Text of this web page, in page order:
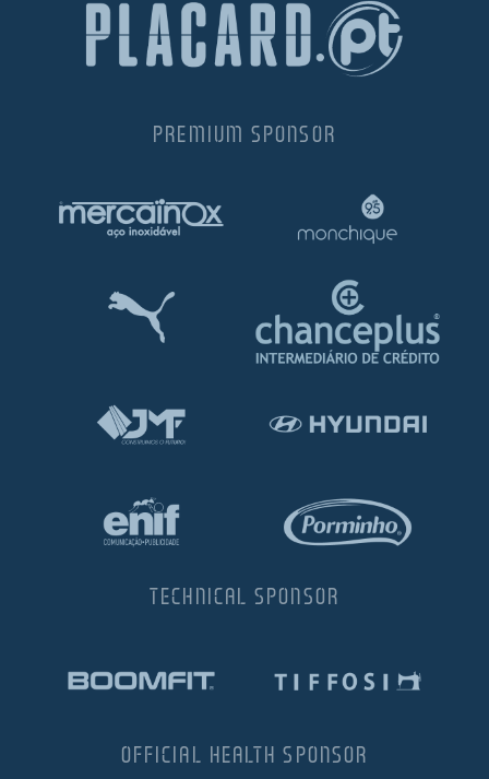
PREMIUM SPONSOR
TECHNICAL SPONSOR
OFFICIAL HEALTH SPONSOR